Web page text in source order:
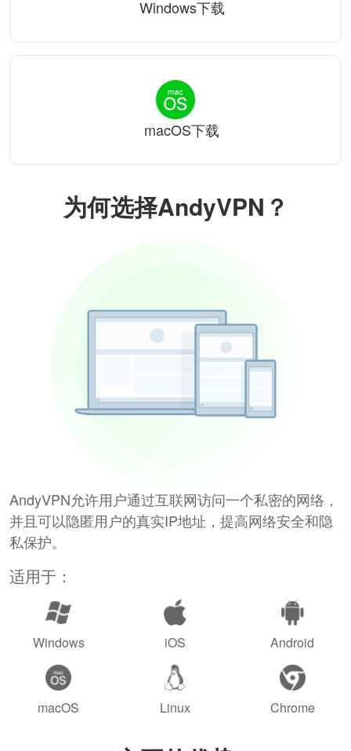
为何选择AndyVPN？
AndyVPN允许用户通过互联网访问一个私密的网络，
并且可以隐匿用户的真实IP地址，提高网络安全和隐
私保护。
适用于：
Windows iOS Android
macOS Linux Chrome
Windows下载
macOS下载